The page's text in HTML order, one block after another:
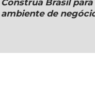
Construa Brasil para
de